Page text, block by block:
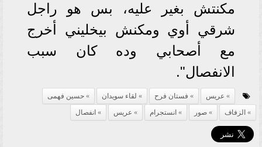
مكنتش بغير عليه، بس هو راجل
شرقي أوي ومكنش بيخليني أخرج
مع أصحابي وده كان سبب
الانفصال".
عريس فستان فرح لقاء سويدان
حسين فهمى
الزفاف
صور انستجرام عريس انفصال